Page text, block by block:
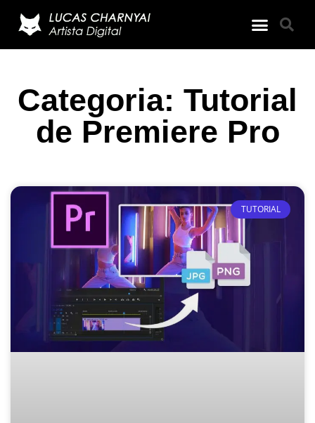
Categoria: Tutorial
de Premiere Pro
TUTORIAL